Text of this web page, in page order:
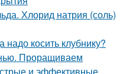
Хлорид натрия (соль)
надо косить клубнику?
Проращиваем